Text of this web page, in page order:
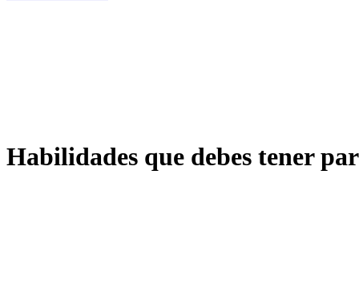
Habilidades que debes tener